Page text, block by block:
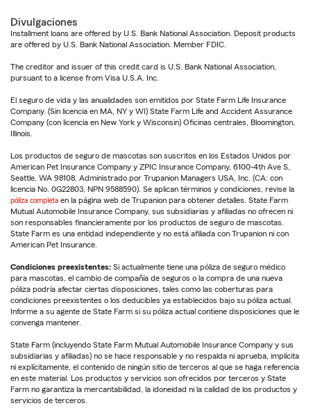
Divulgaciones
Installment loans are offered by U.S. Bank National Association. Deposit products
are offered by U.S. Bank National Association. Member FDIC.
The creditor and issuer of this credit card is U.S. Bank National Association,
pursuant to a license from Visa U.S.A. Inc.
El seguro de vida y las anualidades son emitidos por State Farm Life Insurance
Company. (Sin licencia en MA, NY y WI) State Farm Life and Accident Assurance
Company (con licencia en New York y Wisconsin) Oficinas centrales, Bloomington,
Illinois.
Los productos de seguro de mascotas son suscritos en los Estados Unidos por
American Pet Insurance Company y ZPIC Insurance Company, 6100-4th Ave S,
Seattle, WA 98108. Administrado por Trupanion Managers USA, Inc. (CA: con
licencia No. 0G22803, NPN 9588590). Se aplican términos y condiciones, revise la
póliza completa en la página web de Trupanion para obtener detalles. State Farm
Mutual Automobile Insurance Company, sus subsidiarias y afiliadas no ofrecen ni
son responsables financieramente por los productos de seguro de mascotas.
State Farm es una entidad independiente y no está afiliada con Trupanion ni con
American Pet Insurance.
Condiciones preexistentes: Si actualmente tiene una póliza de seguro médico
para mascotas, el cambio de compañía de seguros o la compra de una nueva
póliza podría afectar ciertas disposiciones, tales como las coberturas para
condiciones preexistentes o los deducibles ya establecidos bajo su póliza actual.
Informe a su agente de State Farm si su póliza actual contiene disposiciones que le
convenga mantener.
State Farm (incluyendo State Farm Mutual Automobile Insurance Company y sus
subsidiarias y afiliadas) no se hace responsable y no respalda ni aprueba, implícita
ni explícitamente, el contenido de ningún sitio de terceros al que se haga referencia
en este material. Los productos y servicios son ofrecidos por terceros y State
Farm no garantiza la mercantabilidad, la idoneidad ni la calidad de los productos y
servicios de terceros.